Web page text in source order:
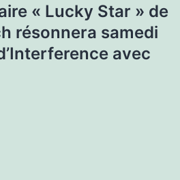
« Lucky Star » de
résonnera samedi
avec